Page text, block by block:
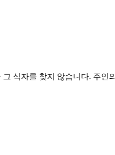
식자를 찾지 않습니다. 주